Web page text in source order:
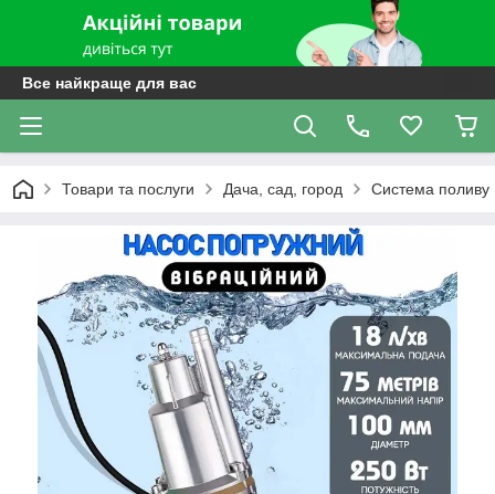
Все найкраще для вас
Товари та послуги Дача, сад, город Система поливу